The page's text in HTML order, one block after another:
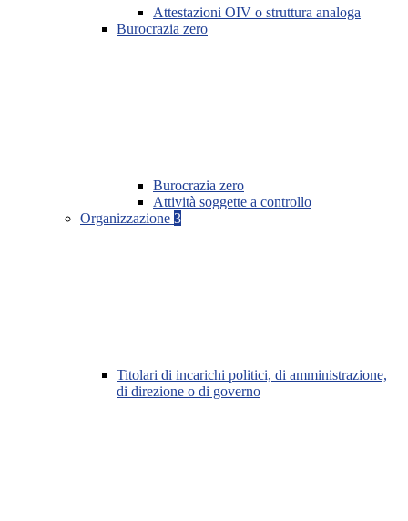
Attestazioni OIV o struttura analoga
Burocrazia zero
Burocrazia zero
Attività soggette a controllo
Organizzazione 3
Titolari di incarichi politici, di amministrazione,
di direzione o di governo